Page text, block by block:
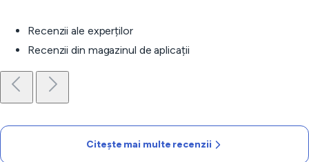
Recenzii ale experților
Recenzii din magazinul de aplicații
Citește mai multe recenzii